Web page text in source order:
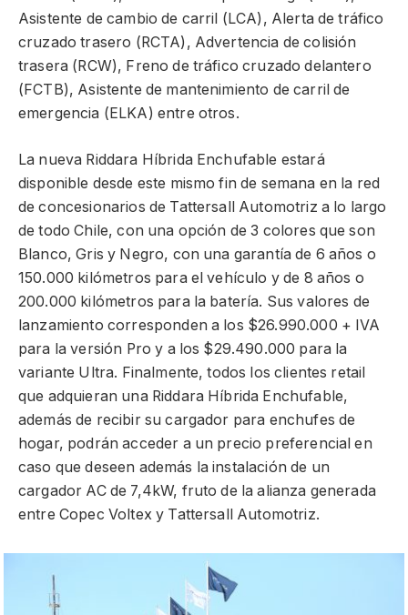
Asistente de cambio de carril (LCA), Alerta de tráfico
cruzado trasero (RCTA), Advertencia de colisión
trasera (RCW), Freno de tráfico cruzado delantero
(FCTB), Asistente de mantenimiento de carril de
emergencia (ELKA) entre otros.
La nueva Riddara Híbrida Enchufable estará
disponible desde este mismo fin de semana en la red
de concesionarios de Tattersall Automotriz a lo largo
de todo Chile, con una opción de 3 colores que son
Blanco, Gris y Negro, con una garantía de 6 años o
150.000 kilómetros para el vehículo y de 8 años o
200.000 kilómetros para la batería. Sus valores de
lanzamiento corresponden a los $26.990.000 + IVA
para la versión Pro y a los $29.490.000 para la
variante Ultra. Finalmente, todos los clientes retail
que adquieran una Riddara Híbrida Enchufable,
además de recibir su cargador para enchufes de
hogar, podrán acceder a un precio preferencial en
caso que deseen además la instalación de un
cargador AC de 7,4kW, fruto de la alianza generada
entre Copec Voltex y Tattersall Automotriz.